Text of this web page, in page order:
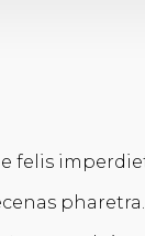
felis